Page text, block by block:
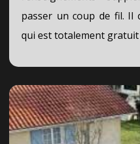
passer un coup de fil. Il
qui est totalement